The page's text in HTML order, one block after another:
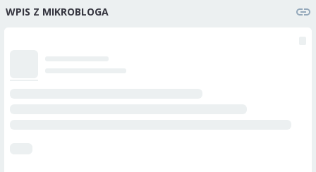
WPIS Z MIKROBLOGA